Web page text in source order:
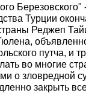
Турции
Реджеп
путча, и
во многие
о зловредной
закрыть